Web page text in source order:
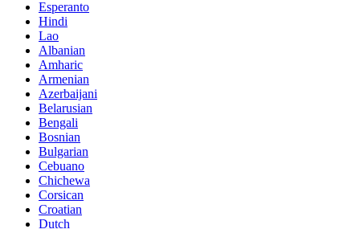
Esperanto
Hindi
Lao
Albanian
Amharic
Armenian
Azerbaijani
Belarusian
Bengali
Bosnian
Bulgarian
Cebuano
Chichewa
Corsican
Croatian
Dutch